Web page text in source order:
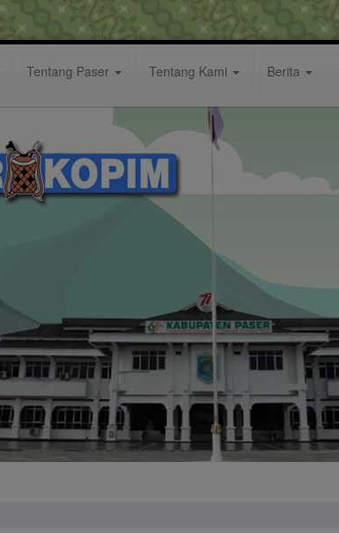
Tentang Paser Tentang Kami Berita